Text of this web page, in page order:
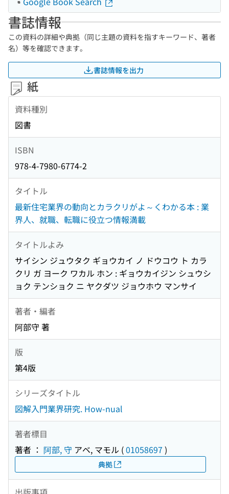
書誌情報
この資料の詳細や典拠（同じ主題の資料を指すキーワード、著者
名）等を確認できます。
書誌情報を出力
紙
資料種別
図書
ISBN
978-4-7980-6774-2
タイトル
最新住宅業界の動向とカラクリがよ～くわかる本 : 業
界人、就職、転職に役立つ情報満載
タイトルよみ
サイシン ジュウタク ギョウカイ ノ ドウコウ ト カラ
クリ ガ ヨーク ワカル ホン : ギョウカイジン シュウシ
ョク テンショク ニ ヤクダツ ジョウホウ マンサイ
著者・編者
阿部守 著
版
第4版
シリーズタイトル
図解入門業界研究. How-nual
著者標目
著者 ： 阿部, 守 アベ, マモル (01058697 )
典拠